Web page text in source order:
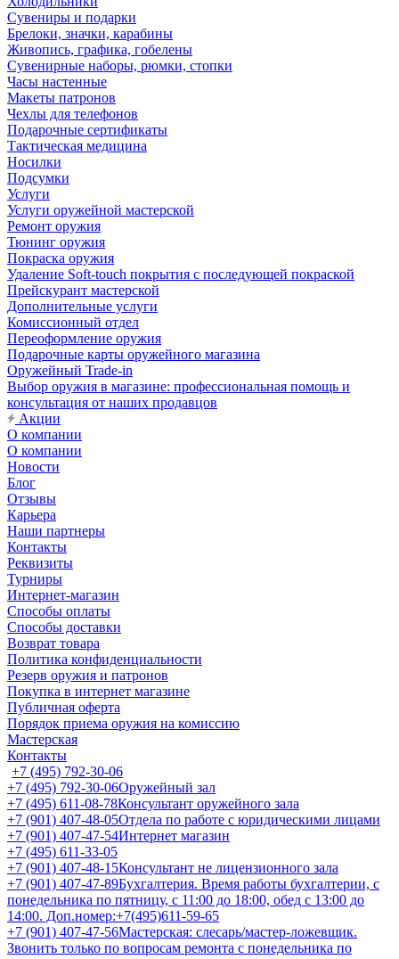
Сувениры и подарки
Брелоки, значки, карабины
Живопись, графика, гобелены
Сувенирные наборы, рюмки, стопки
Часы настенные
Макеты патронов
Чехлы для телефонов
Подарочные сертификаты
Тактическая медицина
Носилки
Подсумки
Услуги
Услуги оружейной мастерской
Ремонт оружия
Тюнинг оружия
Покраска оружия
Удаление Soft-touch покрытия с последующей покраской
Прейскурант мастерской
Дополнительные услуги
Комиссионный отдел
Переоформление оружия
Подарочные карты оружейного магазина
Оружейный Trade-in
Выбор оружия в магазине: профессиональная помощь и
консультация от наших продавцов
Акции
О компании
О компании
Новости
Блог
Отзывы
Карьера
Наши партнеры
Контакты
Реквизиты
Турниры
Интернет-магазин
Способы оплаты
Способы доставки
Возврат товара
Политика конфиденциальности
Резерв оружия и патронов
Покупка в интернет магазине
Публичная оферта
Порядок приема оружия на комиссию
Мастерская
Контакты
+7 (495) 792-30-06
+7 (495) 792-30-06Оружейный зал
+7 (495) 611-08-78Консультант оружейного зала
+7 (901) 407-48-05Отдела по работе с юридическими лицами
+7 (901) 407-47-54Интернет магазин
+7 (495) 611-33-05
+7 (901) 407-48-15Консультант не лицензионного зала
+7 (901) 407-47-89Бухгалтерия. Время работы бухгалтерии, с
понедельника по пятницу, с 11:00 до 18:00, обед с 13:00 до
14:00. Доп.номер:+7(495)611-59-65
+7 (901) 407-47-56Мастерская: слесарь/мастер-ложевщик.
Звонить только по вопросам ремонта с понедельника по